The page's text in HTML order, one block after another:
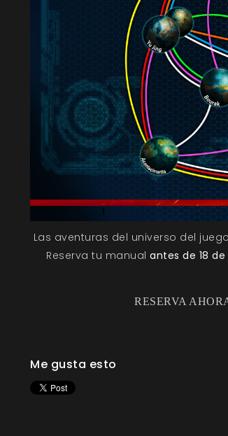
Las aventuras del universo del
Reserva tu manualantes de 18
RESERVA
Me gusta esto